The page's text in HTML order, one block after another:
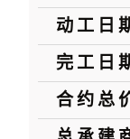
动工日
完工日
合约总